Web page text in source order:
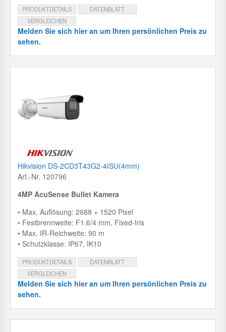
PRODUKTDETAILS
DATENBLATT
VERGLEICHEN
Melden Sie sich hier an um Ihren persönlichen Preis zu
sehen.
Hikvision DS-2CD3T43G2-4ISU(4mm)
Art.-Nr. 120796
4MP AcuSense Bullet Kamera
• Max. Auflösung: 2688 × 1520 Pixel
• Festbrennweite: F1.6/4 mm, Fixed-Iris
• Max. IR-Reichweite: 90 m
• Schutzklasse: IP67, IK10
PRODUKTDETAILS
DATENBLATT
VERGLEICHEN
Melden Sie sich hier an um Ihren persönlichen Preis zu
sehen.